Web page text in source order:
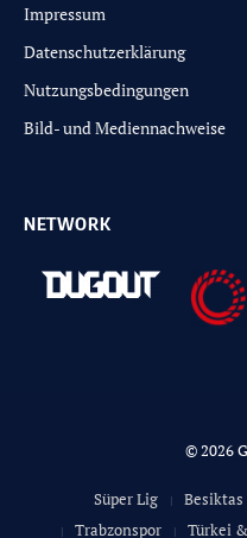
Impressum
Datenschutzerklärung
Nutzungsbedingungen
Bild- und Mediennachweise
NETWORK
© 2026
Süper Lig Besiktas
Trabzonspor
Türkei